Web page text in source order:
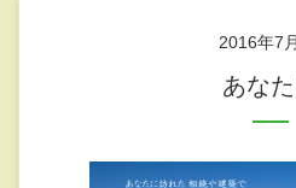
2016年7
あな